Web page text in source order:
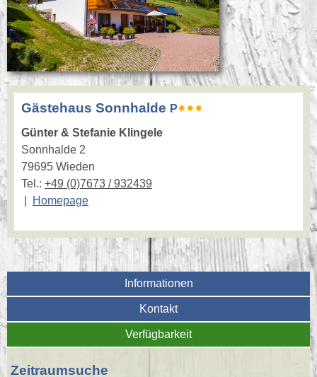
Gästehaus Sonnhalde P
Günter & Stefanie Klingele
Sonnhalde 2
79695 Wieden
Tel.: +49 (0)7673 / 932439
Homepage
Informationen
Kontakt
Verfügbarkeit
Zeitraumsuche